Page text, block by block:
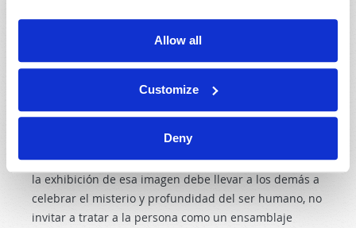
Allow all
Customize
Deny
La pornografía no es un enemigo invencible, pero la
victoria requiere un compromiso con uno mismo y con
oponemos a la pornografía para defender la honra de
la persona humana. Siempre que captemos la imagen
de otro, sea para fines artísticos o de entretenimiento,
la exhibición de esa imagen debe llevar a los demás a
celebrar el misterio y profundidad del ser humano, no
invitar a tratar a la persona como un ensamblaje